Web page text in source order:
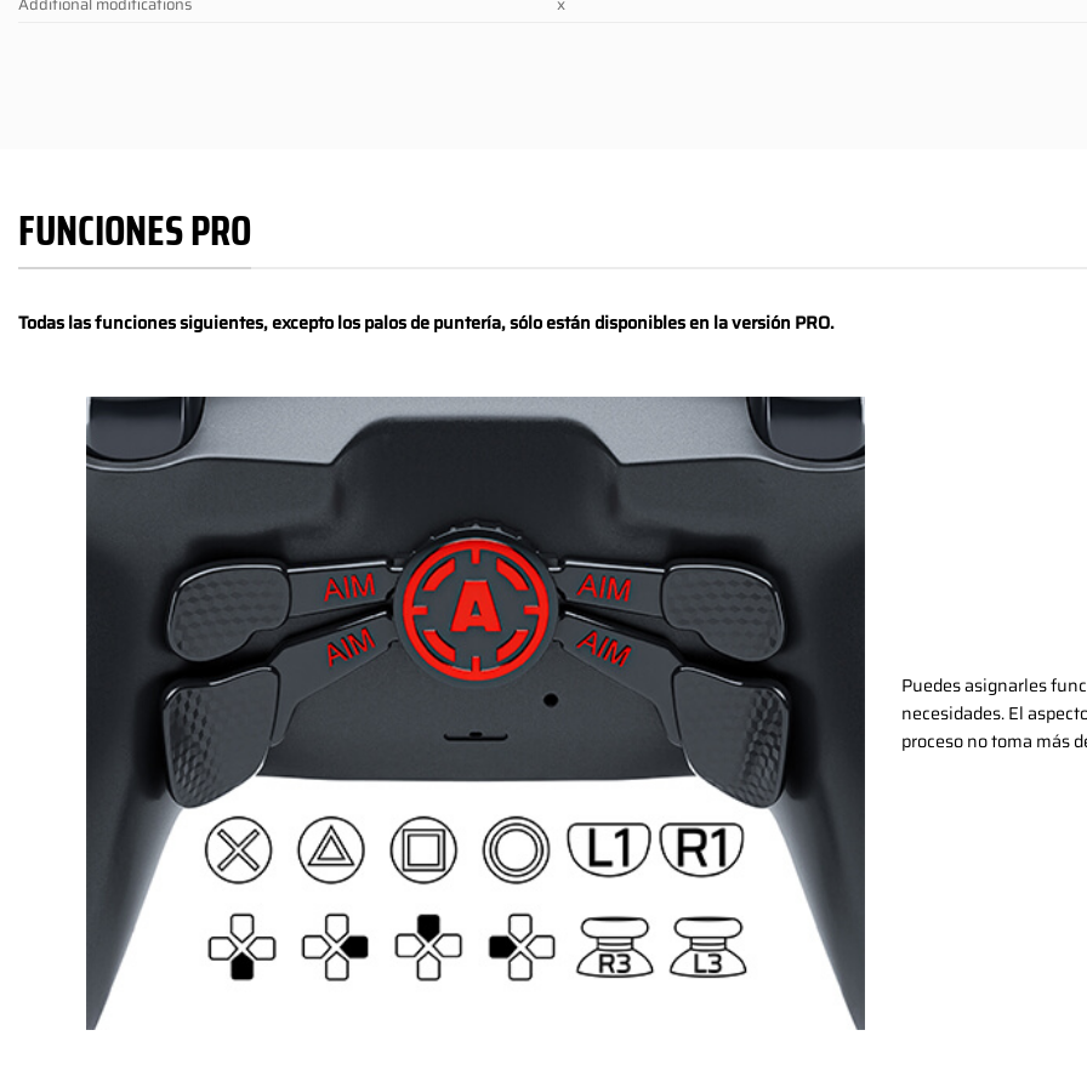
FUNCIONES PRO
Todas las funciones siguientes, excepto los palos de puntería, sólo están disponibles en la versión PRO.
Puedes asignarles
necesidades. El
proceso no toma más